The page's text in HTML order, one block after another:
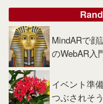
MindARで
のWebAR入
イベント準
つぶされそ